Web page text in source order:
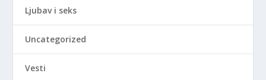
Ljubav i seks
Uncategorized
Vesti